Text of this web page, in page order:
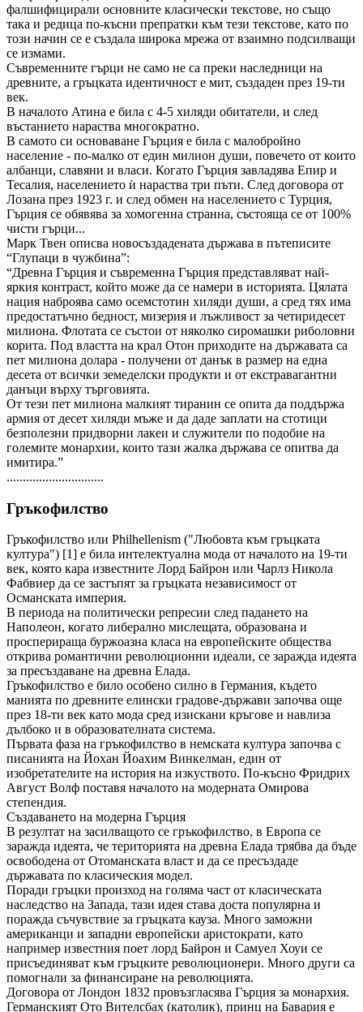
фалшифицирали основните класически текстове, но също
така и редица по-късни препратки към тези текстове, като по
този начин се е създала широка мрежа от взаимно подсилващи
се измами.
Съвременните гърци не само не са преки наследници на
древните, а гръцката идентичност е мит, създаден през 19-ти
век.
В началото Атина е била с 4-5 хиляди обитатели, и след
въстанието нараства многократно.
В самото си основаване Гърция е била с малобройно
население - по-малко от един милион души, повечето от които
албанци, славяни и власи. Когато Гърция завладява Епир и
Тесалия, населението ѝ нараства три пъти. След договора от
Лозана през 1923 г. и след обмен на населението с Турция,
Гърция се обявява за хомогенна странна, състояща се от 100%
чисти гърци...
Марк Твен описва новосъздадената държава в пътеписите
“Глупаци в чужбина”:
“Древна Гърция и съвременна Гърция представляват най-
яркия контраст, който може да се намери в историята. Цялата
нация наброява само осемстотин хиляди души, а сред тях има
предостатъчно бедност, мизерия и лъжливост за четиридесет
милиона. Флотата се състои от няколко сиромашки риболовни
корита. Под властта на крал Отон приходите на държавата са
пет милиона долара - получени от данък в размер на една
десета от всички земеделски продукти и от екстравагантни
данъци върху търговията.
От тези пет милиона малкият тиранин се опита да поддържа
армия от десет хиляди мъже и да даде заплати на стотици
безполезни придворни лакеи и служители по подобие на
големите монархии, които тази жалка държава се опитва да
имитира.”
..............................
Гръкофилство
Гръкофилство или Philhellenism ("Любовта към гръцката
култура") [1] е била интелектуална мода от началото на 19-ти
век, която кара известните Лорд Байрон или Чарлз Никола
Фабвиер да се застъпят за гръцката независимост от
Османската империя.
В периода на политически репресии след падането на
Наполеон, когато либерално мислещата, образована и
просперираща буржоазна класа на европейските общества
открива романтични революционни идеали, се заражда идеята
за пресъздаване на древна Елада.
Гръкофилство е било особено силно в Германия, където
манията по древните елински градове-държави започва още
през 18-ти век като мода сред изискани кръгове и навлиза
дълбоко и в образователната система.
Първата фаза на гръкофилство в немската култура започва с
писанията на Йохан Йоахим Винкелман, един от
изобретателите на история на изкуството. По-късно Фридрих
Август Волф поставя началото на модерната Омирова
степендия.
Създаването на модерна Гърция
В резултат на засилващото се гръкофилство, в Европа се
заражда идеята, че територията на древна Елада трябва да бъде
освободена от Отоманската власт и да се пресъздаде
държавата по класическия модел.
Поради гръцки произход на голяма част от класическата
наследство на Запада, тази идея става доста популярна и
поражда съчувствие за гръцката кауза. Много заможни
американци и западни европейски аристократи, като
например известния поет лорд Байрон и Самуел Хоуи се
присъединяват към гръцките революционери. Много други са
помогнали за финансиране на революцията.
Договора от Лондон 1832 провъзгласява Гърция за монархия.
Германският Ото Вителсбах (католик), принц на Бавария е